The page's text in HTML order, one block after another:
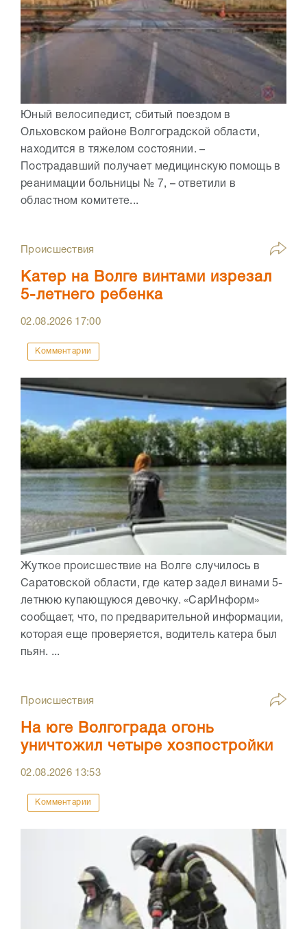
Юный велосипедист, сбитый поездом в
Ольховском районе Волгоградской области,
находится в тяжелом состоянии. –
Пострадавший получает медицинскую помощь в
реанимации больницы № 7, – ответили в
областном комитете...
Происшествия
Катер на Волге винтами изрезал
5-летнего ребенка
02.08.2026 17:00
Комментарии
Жуткое происшествие на Волге случилось в
Саратовской области, где катер задел винами 5-
летнюю купающуюся девочку. «СарИнформ»
сообщает, что, по предварительной информации,
которая еще проверяется, водитель катера был
пьян. ...
Происшествия
На юге Волгограда огонь
уничтожил четыре хозпостройки
02.08.2026 13:53
Комментарии